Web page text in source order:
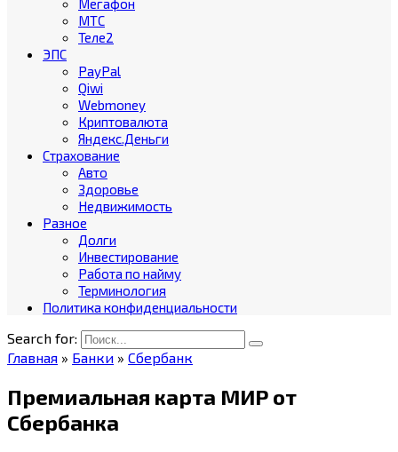
Мегафон
МТС
Теле2
ЭПС
PayPal
Qiwi
Webmoney
Криптовалюта
Яндекс.Деньги
Страхование
Авто
Здоровье
Недвижимость
Разное
Долги
Инвестирование
Работа по найму
Терминология
Политика конфиденциальности
Search for:
Главная » Банки » Сбербанк
Премиальная карта МИР от
Сбербанка